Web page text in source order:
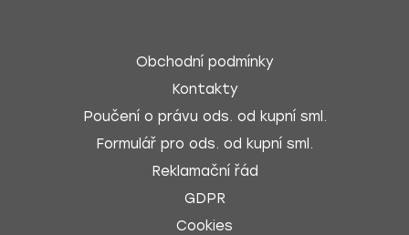
Obchodní podmínky
Kontakty
Poučení o právu ods. od kupní sml.
Formulář pro ods. od kupní sml.
Reklamační řád
GDPR
Cookies